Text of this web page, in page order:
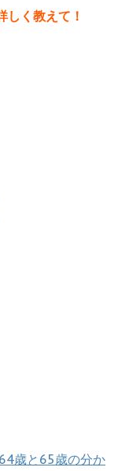
く教えて！
歳と65歳の分か